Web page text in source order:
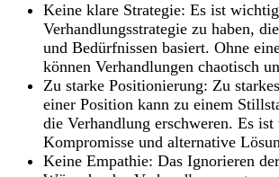
Keine klare Strategie: Es ist
Verhandlungsstrategie zu haben,
und Bedürfnissen basiert. Ohne
können Verhandlungen chaotisch
Zu starke Positionierung: Zu
einer Position kann zu einem
die Verhandlung erschweren. Es
Kompromisse und alternative
Keine Empathie: Das Ignorieren